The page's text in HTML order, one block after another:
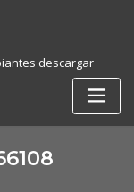
descargar